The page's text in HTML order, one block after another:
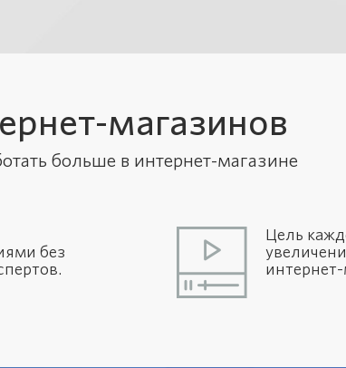
магазинов
больше в интернет-магазине
без
Цель